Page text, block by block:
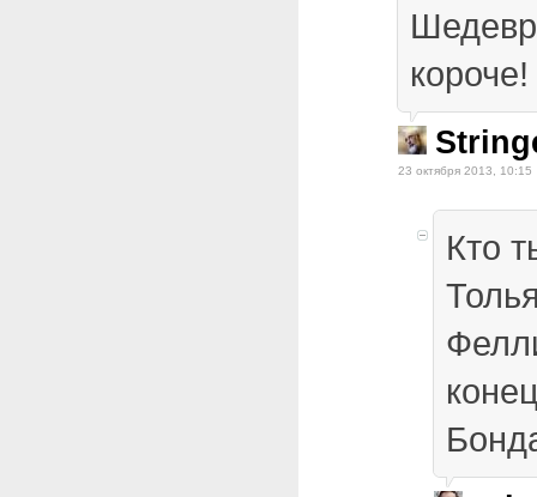
короче!
23 октября 2013, 10:15
Кто